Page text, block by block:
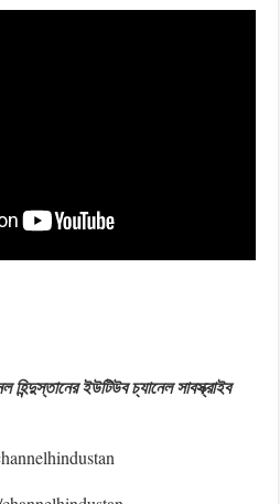
হিন্দুস্তানের ইউটিউব চ্যানেল সাবস্ক্রাইব